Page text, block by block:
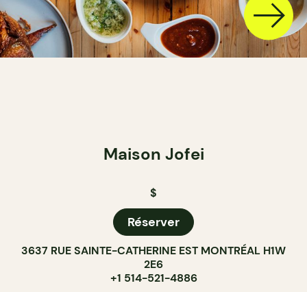
Maison Jofei
$
Réserver
3637 RUE SAINTE-CATHERINE EST MONTRÉAL H1W
2E6
+1 514-521-4886